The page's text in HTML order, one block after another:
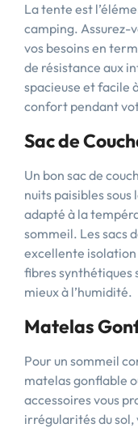
La tente est
camping. Assurez-
vos besoins en
de résistance aux
spacieuse et facile
confort pendant
Sac de
Un bon sac de
nuits paisibles sous
adapté à la
sommeil. Les sacs
excellente
fibres synthétiques
mieux à l’humidité.
Matelas
Pour un sommeil
matelas gonflable
accessoires vous
irrégularités du sol,